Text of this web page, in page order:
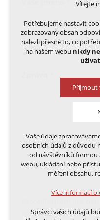
E-mail *
osobních údajů.
Vítejte
Potřebujeme nastavit
zobrazovaný obsah
nalezli přesně to, co
na našem webu nikdy
Přijmout
Technická cookies
nutná pro
udržení kontextu
přihlášení, volby
Volitelná cookies
analytická pro
marketingová
Vaše údaje
osobních údajů z důvodu
od návštěvníků formou
webu, ukládání nebo
měření obsahu,
Více informací o
Správci vašich údajů